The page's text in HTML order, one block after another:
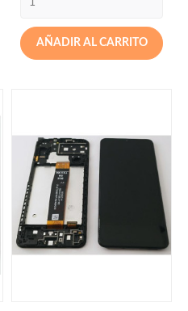
AÑADIR AL CARRITO